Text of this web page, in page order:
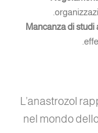
Mancanza di studi
L’anastrozol
nel mondo